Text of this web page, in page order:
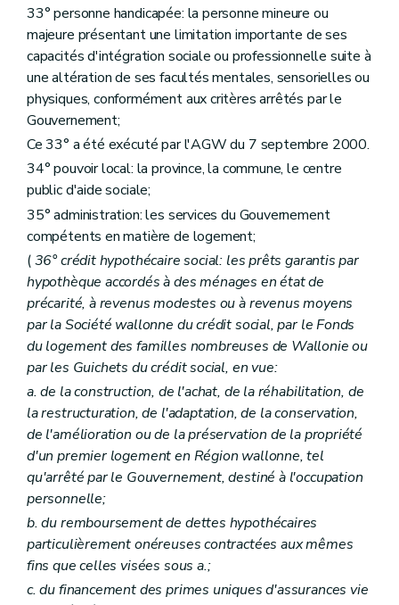
33° personne handicapée: la personne mineure ou
majeure présentant une limitation importante de ses
capacités d'intégration sociale ou professionnelle suite à
une altération de ses facultés mentales, sensorielles ou
physiques, conformément aux critères arrêtés par le
Gouvernement;
Ce 33° a été exécuté par l'AGW du 7 septembre 2000.
34° pouvoir local: la province, la commune, le centre
public d'aide sociale;
35° administration: les services du Gouvernement
compétents en matière de logement;
(36° crédit hypothécaire social: les prêts garantis par
hypothèque accordés à des ménages en état de
précarité, à revenus modestes ou à revenus moyens
par la Société wallonne du crédit social, par le Fonds
du logement des familles nombreuses de Wallonie ou
par les Guichets du crédit social, en vue:
a. de la construction, de l'achat, de la réhabilitation, de
la restructuration, de l'adaptation, de la conservation,
de l'amélioration ou de la préservation de la propriété
d'un premier logement en Région wallonne, tel
qu'arrêté par le Gouvernement, destiné à l'occupation
personnelle;
b. du remboursement de dettes hypothécaires
particulièrement onéreuses contractées aux mêmes
fins que celles visées sous a.;
c. du financement des primes uniques d'assurances vie